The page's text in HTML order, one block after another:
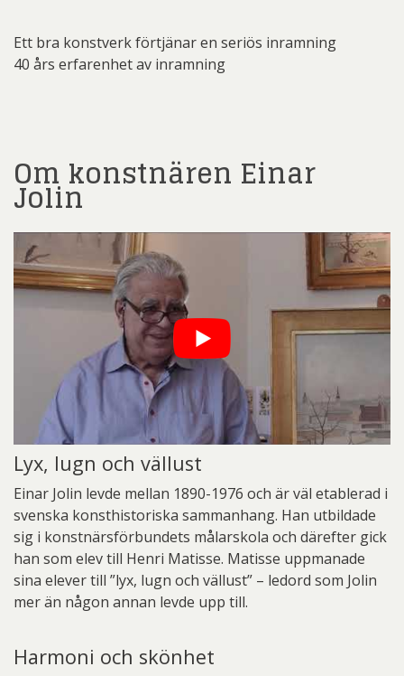
Ett bra konstverk förtjänar en seriös inramning
40 års erfarenhet av inramning
Om konstnären Einar
Jolin
Lyx, lugn och vällust
Einar Jolin levde mellan 1890-1976 och är väl etablerad i
svenska konsthistoriska sammanhang. Han utbildade
sig i konstnärsförbundets målarskola och därefter gick
han som elev till Henri Matisse. Matisse uppmanade
sina elever till ”lyx, lugn och vällust” – ledord som Jolin
mer än någon annan levde upp till.
Harmoni och skönhet